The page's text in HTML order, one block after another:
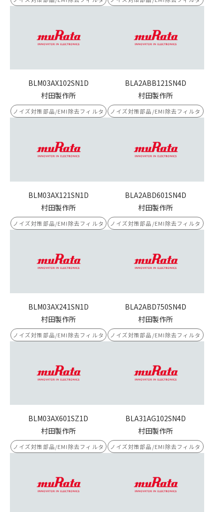
BLM03AX102SN1D
村田製作所
ノイズ対策部品/EMI除去フィルタ
BLA2ABB121SN4D
村田製作所
ノイズ対策部品/EMI除去フィルタ
BLM03AX121SN1D
村田製作所
ノイズ対策部品/EMI除去フィルタ
BLA2ABD601SN4D
村田製作所
ノイズ対策部品/EMI除去フィルタ
BLM03AX241SN1D
村田製作所
ノイズ対策部品/EMI除去フィルタ
BLA2ABD750SN4D
村田製作所
ノイズ対策部品/EMI除去フィルタ
BLM03AX601SZ1D
村田製作所
ノイズ対策部品/EMI除去フィルタ
BLA31AG102SN4D
村田製作所
ノイズ対策部品/EMI除去フィルタ